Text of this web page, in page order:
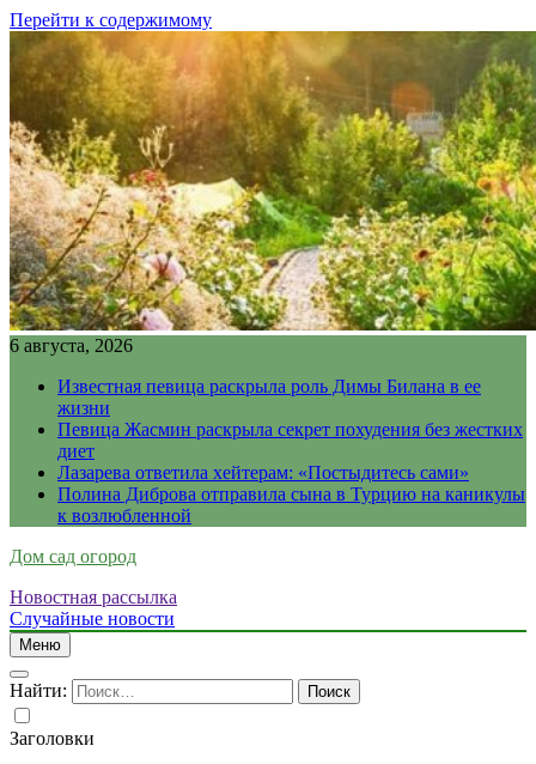
Перейти к содержимому
6 августа, 2026
Известная певица раскрыла роль Димы Билана в ее
жизни
Певица Жасмин раскрыла секрет похудения без жестких
диет
Лазарева ответила хейтерам: «Постыдитесь сами»
Полина Диброва отправила сына в Турцию на каникулы
к возлюбленной
Дом сад огород
Новостная рассылка
Случайные новости
Меню
Найти:
Заголовки